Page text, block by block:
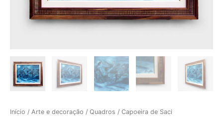
Início / Arte e decoração / Quadros / Capoeira de Saci